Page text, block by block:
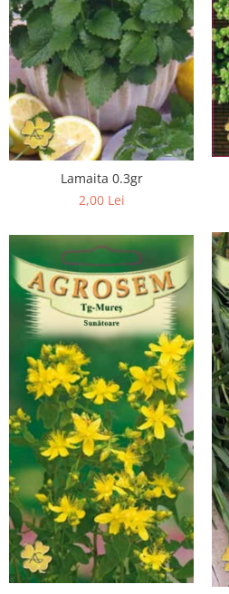
Lamaita 0.3gr
2,00 Lei